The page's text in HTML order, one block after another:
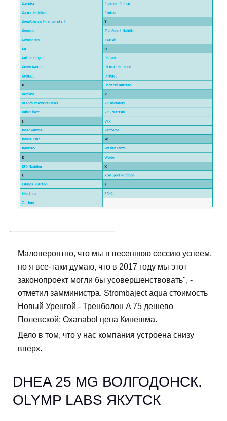
Маловероятно, что мы в весеннюю сессию успеем,
но я все-таки думаю, что в 2017 году мы этот
законопроект могли бы усовершенствовать", -
отметил замминистра. Strombaject aqua стоимость
Новый Уренгой - Тренболон A 75 дешево
Полевской: Oxanabol цена Кинешма.
Дело в том, что у нас компания устроена снизу
вверх.
DHEA 25 MG ВОЛГОДОНСК.
OLYMP LABS ЯКУТСК